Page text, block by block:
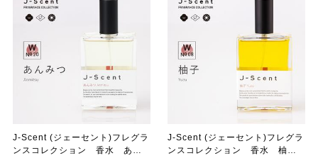
J-Scent (ジェーセント)フレグラ
ンスコレクション 香水 あん
J-Scent (ジェーセント)フレグラ
ンスコレクション 香水 柚子 /